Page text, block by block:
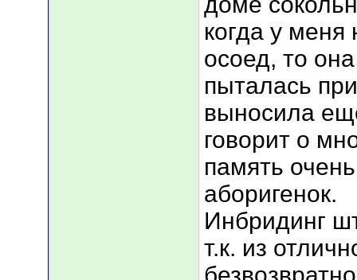
когда у
осоед, то
пыталась
выносила
говорит о
память
аборигенок.
Инбридинг
т.к. из